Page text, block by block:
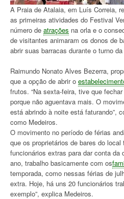
A Praia de Atalaia, em Luís Correia,
as primeiras atividades do Festival
número de atrações na orla e o
de visitantes animaram os donos de
abrir suas barracas durante o turno
Raimundo Nonato Alves Bezerra,
que a opção de abrir o
frutos. “Na sexta-feira, tive que
porque não aguentava mais. O
está abrindo à noite está faturando”,
como Medeiros.
O movimento no período de férias
que os proprietários de bares do
funcionários extras para dar conta da
ano, trabalho basicamente com os
temporada, como nessas férias de
extra. Hoje, há uns 20 funcionários
exemplo”, explica Medeiros.